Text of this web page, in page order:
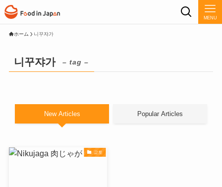
MENU
ホーム 니꾸쟈가
니꾸쟈가 – tag –
New Articles Popular Articles
교토